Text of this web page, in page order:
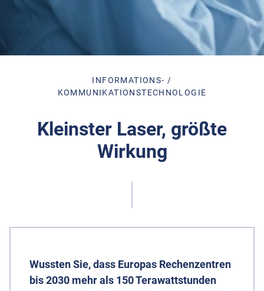
INFORMATIONS- /
KOMMUNIKATIONSTECHNOLOGIE
Kleinster Laser, größte
Wirkung
Wussten Sie, dass Europas Rechenzentren
bis 2030 mehr als 150 Terawattstunden